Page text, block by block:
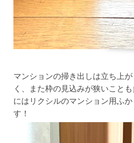
マンションの掃き出しは立ち上
く、また枠の見込みが狭いこと
にはリクシルのマンション用ふ
す！